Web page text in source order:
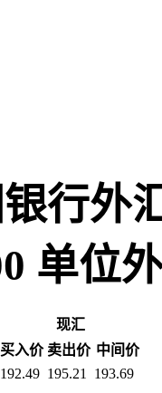
行外
单位
现汇
买入价 卖出价 中间价
192.49 195.21
193.69